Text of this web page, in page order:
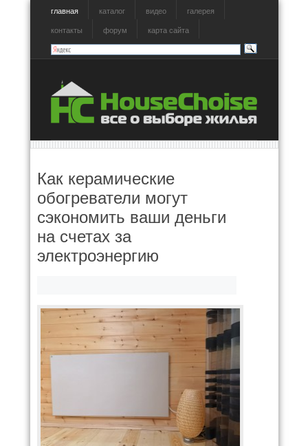
главная каталог видео
галерея
контакты
форум карта сайта
Как керамические
обогреватели могут
сэкономить ваши деньги
на счетах за
электроэнергию